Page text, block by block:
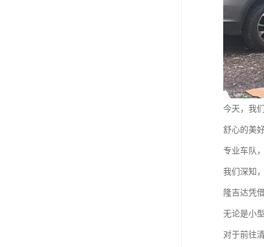
今天，我
舒心的美
专业车队
我们深知
隆吉达凭
无论是小
对于前往